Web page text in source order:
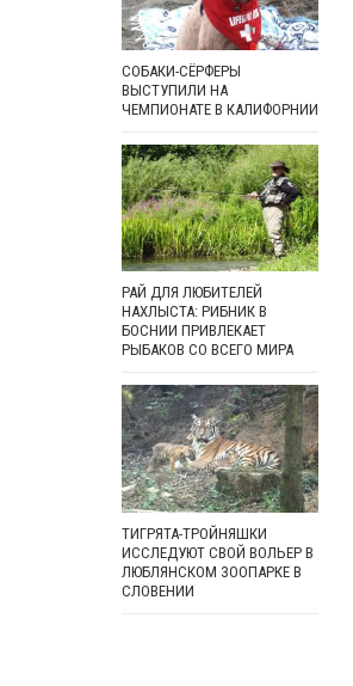
СОБАКИ-СЁРФЕРЫ
ВЫСТУПИЛИ НА
ЧЕМПИОНАТЕ В КАЛИФОРНИИ
РАЙ ДЛЯ ЛЮБИТЕЛЕЙ
НАХЛЫСТА: РИБНИК В
БОСНИИ ПРИВЛЕКАЕТ
РЫБАКОВ СО ВСЕГО МИРА
ТИГРЯТА-ТРОЙНЯШКИ
ИССЛЕДУЮТ СВОЙ ВОЛЬЕР В
ЛЮБЛЯНСКОМ ЗООПАРКЕ В
СЛОВЕНИИ